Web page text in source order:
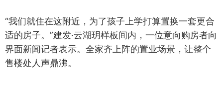
“我们就住在这附近，为了孩子上学打算置换一套更合
适的房子。”建发·云湖玥样板间内，一位意向购房者向
界面新闻记者表示。全家齐上阵的置业场景，让整个
售楼处人声鼎沸。